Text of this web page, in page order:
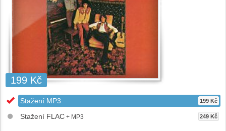
199 Kč
Stažení MP3 199 Kč
Stažení FLAC + MP3 249 Kč